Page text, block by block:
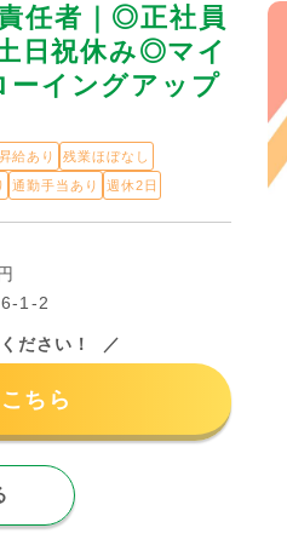
任者｜◎正社員
日祝休み◎マイ
ーイングアップ
昇給あり
残業ほぼなし
通勤手当あり 週休2日
1-2
ださい！
ちら